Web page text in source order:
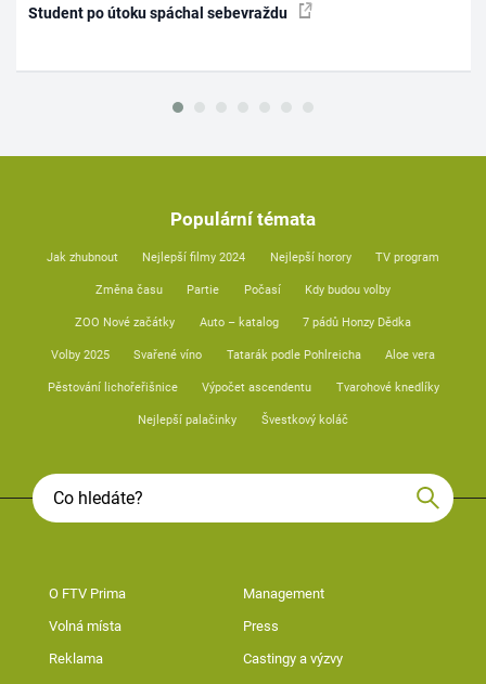
Student po útoku spáchal sebevraždu
Populární témata
Jak zhubnout Nejlepší filmy 2024 Nejlepší horory TV program
Změna času Partie Počasí Kdy budou volby
ZOO Nové začátky Auto – katalog 7 pádů Honzy Dědka
Volby 2025 Svařené víno Tatarák podle Pohlreicha Aloe vera
Pěstování lichořeřišnice Výpočet ascendentu Tvarohové knedlíky
Nejlepší palačinky Švestkový koláč
O FTV Prima Management
Volná místa Press
Reklama Castingy a výzvy